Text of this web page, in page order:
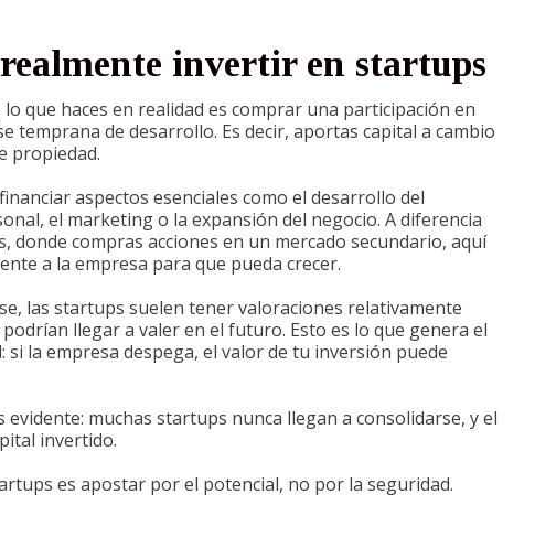
invertir en startups
que haces en realidad es comprar una participación en
temprana de desarrollo. Es decir, aportas capital a cambio
propiedad.
aspectos esenciales como el desarrollo del
el marketing o la expansión del negocio. A diferencia
donde compras acciones en un mercado secundario, aquí
a la empresa para que pueda crecer.
las startups suelen tener valoraciones relativamente
llegar a valer en el futuro. Esto es lo que genera el
la empresa despega, el valor de tu inversión puede
muchas startups nunca llegan a consolidarse, y el
invertido.
es apostar por el potencial, no por la seguridad.